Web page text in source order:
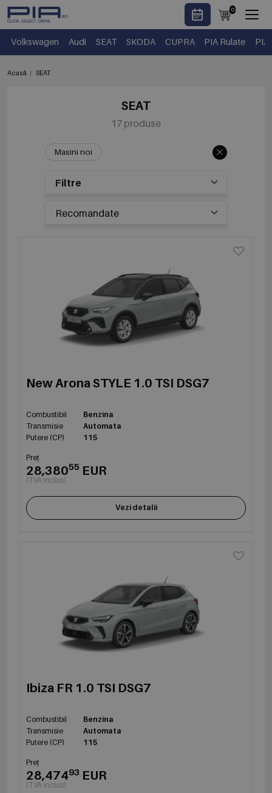
0
Volkswagen Audi SEAT SKODA CUPRA PIA Rulate PIA
Acasă SEAT
SEAT
17 produse
Masini noi
Filtre
New Arona STYLE 1.0 TSI DSG7
Combustibil
Benzina
Transmisie
Automata
Putere (CP)
115
Preț
28,38055 EUR
(TVA inclus)
Vezi detalii
Ibiza FR 1.0 TSI DSG7
Combustibil
Benzina
Transmisie
Automata
Putere (CP)
115
Preț
28,47493 EUR
(TVA inclus)